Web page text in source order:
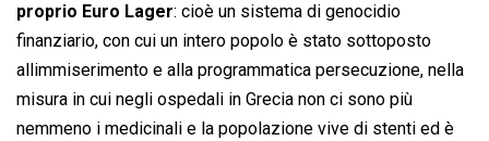
proprio Euro Lager: cioè un sistema di genocidio
finanziario, con cui un intero popolo è stato sottoposto
allimmiserimento e alla programmatica persecuzione, nella
misura in cui negli ospedali in Grecia non ci sono più
nemmeno i medicinali e la popolazione vive di stenti ed è